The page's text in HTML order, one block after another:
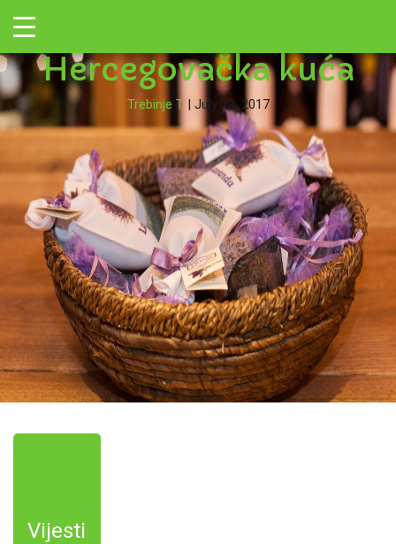
Toggle
Hercegovačka kuća
Trebinje T | July 22, 2017
Vijesti